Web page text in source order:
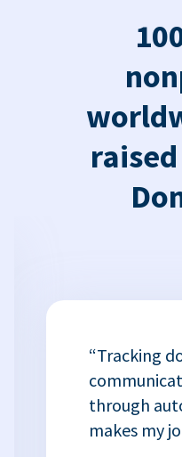
“Tracking
through
makes my